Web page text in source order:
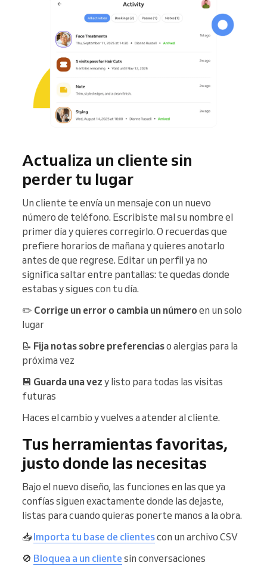
Actualiza un cliente sin
perder tu lugar
Un cliente te envía un mensaje con un nuevo
número de teléfono. Escribiste mal su nombre el
primer día y quieres corregirlo. O recuerdas que
prefiere horarios de mañana y quieres anotarlo
antes de que regrese. Editar un perfil ya no
significa saltar entre pantallas: te quedas donde
estabas y sigues con tu día.
✏️ Corrige un error o cambia un número en un solo
lugar
📝 Fija notas sobre preferenciaso alergias para la
próxima vez
💾 Guarda una vez y listo para todas las visitas
futuras
Haces el cambio y vuelves a atender al cliente.
Tus herramientas favoritas,
justo donde las necesitas
Bajo el nuevo diseño, las funciones en las que ya
confías siguen exactamente donde las dejaste,
listas para cuando quieras ponerte manos a la obra.
📥 Importa tu base de clientescon un archivo CSV
🚫 Bloquea a un cliente sin conversaciones